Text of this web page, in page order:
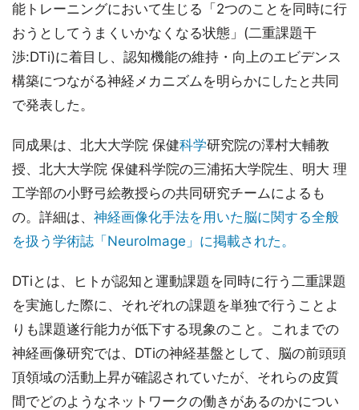
能トレーニングにおいて生じる「2つのことを同時に行
おうとしてうまくいかなくなる状態」(二重課題干
渉:DTi)に着目し、認知機能の維持・向上のエビデンス
構築につながる神経メカニズムを明らかにしたと共同
で発表した。
同成果は、北大大学院 保健科学研究院の澤村大輔教
授、北大大学院 保健科学院の三浦拓大学院生、明大 理
工学部の小野弓絵教授らの共同研究チームによるも
の。詳細は、 神経画像化手法を用いた脳に関する全般
を扱う学術誌「NeuroImage」に掲載された。
DTiとは、ヒトが認知と運動課題を同時に行う二重課題
を実施した際に、それぞれの課題を単独で行うことよ
りも課題遂行能力が低下する現象のこと。これまでの
神経画像研究では、DTiの神経基盤として、脳の前頭頭
頂領域の活動上昇が確認されていたが、それらの皮質
間でどのようなネットワークの働きがあるのかについ